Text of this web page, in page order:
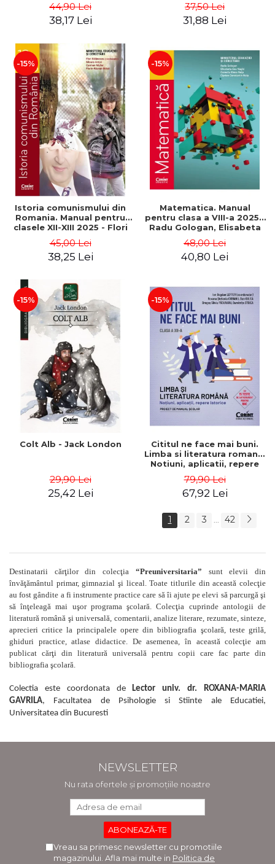
Tanc, Ioana-Luminita
Trempe
44,90 Lei
38,17 Lei
Matematica si Stiinte ale
naturii 2026 - Ana-Maria
Daciana
37,50 Lei
31,88 Lei
-15%
Istoria comunismului din
Romania. Manual pentru
clasele XII-XIII 2025 - Flori
Carmen Müller, Florin-
Razvan Mihai
45,00 Lei
38,25 Lei
-15%
Matematica. Manual
pentru clasa a VIII-a 2025 -
Radu Gologan, Elisabeta
Neta, Ciprian Constantin
Neta
48,00 Lei
40,80 Lei
-15%
Colt Alb - Jack London
29,90 Lei
25,42 Lei
-15%
Cititul ne face mai buni.
Limba si literatura romana.
Notiuni, aplicatii, repere
Bogdan Lefter
(coordonator), Roxana
Gulea, Dragos Silviu
Paduraru,
79,90 Lei
67,92 Lei
1 2 3 ... 42
Destinatarii cărţilor din colecţia “Preuniversitaria” sunt elevii din
învăţământul primar, gimnazial şi liceal. Toate titlurile din această colecţie
au fost gândite a fi instrumente practice care să îi ajute pe elevi să parcurgă şi
să înţeleagă mai uşor programa şcolară. Colecţia cuprinde antologii de
literatură română şi universală, comentarii, analize literare, rezumate, sinteze,
aprecieri critice la principalele opere din bibliografia şcolară, teste grilă,
ghiduri practice, atlase didactice. De asemenea, în această colecţie am
publicat cărţi din literatură universală pentru copii care fac parte din
bibliografia şcolară.
Colectia este coordonata deLector univ. dr. ROXANA-MARIA
GAVRILA, Facultatea de Psihologie si Stiinte ale Educatiei,
Universitatea din Bucuresti
NEWSLETTER
Nu rata ofertele și promoțiile noastre
Vreau sa primesc newsletter cu promotiile
magazinului. Afla mai multe in Politica de